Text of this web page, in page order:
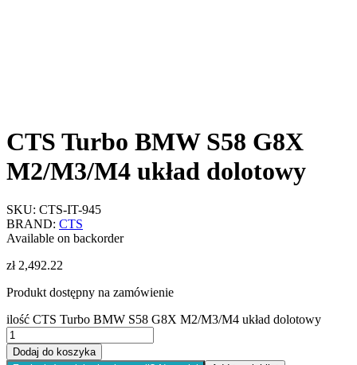
CTS Turbo BMW S58 G8X
M2/M3/M4 układ dolotowy
SKU: CTS-IT-945
BRAND: CTS
Available on backorder
zł2,492.22
Produkt dostępny na zamówienie
ilość CTS Turbo BMW S58 G8X M2/M3/M4 układ dolotowy
Dodaj do koszyka